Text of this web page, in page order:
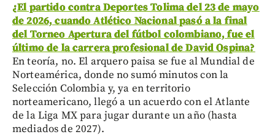
¿El partido contra Deportes Tolima del 23 de mayo
de 2026, cuando Atlético Nacional pasó a la final
del Torneo Apertura del fútbol colombiano, fue el
último de la carrera profesional de David Ospina?
En teoría, no. El arquero paisa se fue al Mundial de
Norteamérica, donde no sumó minutos con la
Selección Colombia y, ya en territorio
norteamericano, llegó a un acuerdo con el Atlante
de la Liga MX para jugar durante un año (hasta
mediados de 2027).